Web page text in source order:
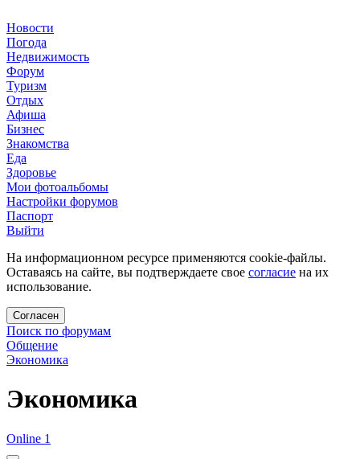
Новости
Погода
Недвижимость
Форум
Туризм
Отдых
Афиша
Бизнес
Знакомства
Еда
Здоровье
Мои фотоальбомы
Настройки форумов
Паспорт
Выйти
На информационном ресурсе применяются cookie-файлы.
Оставаясь на сайте, вы подтверждаете свое согласие на их
использование.
Согласен
Поиск по форумам
Общение
Экономика
Экономика
Online 1